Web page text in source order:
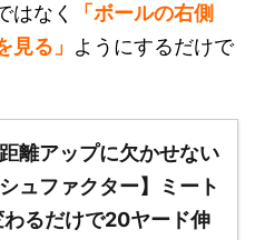
はなく
「ボールの右側
見る」 ようにするだけで
離アップに欠かせない
シュファクター】ミート
わるだけで20ヤード伸